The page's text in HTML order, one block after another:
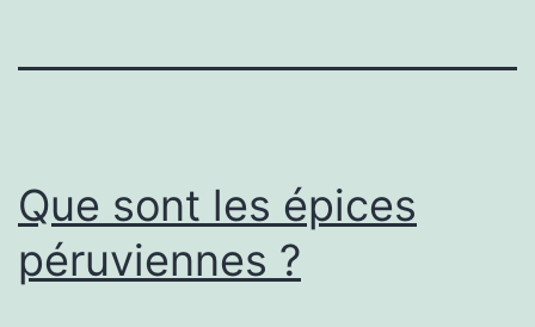
Que sont les épices
péruviennes ?